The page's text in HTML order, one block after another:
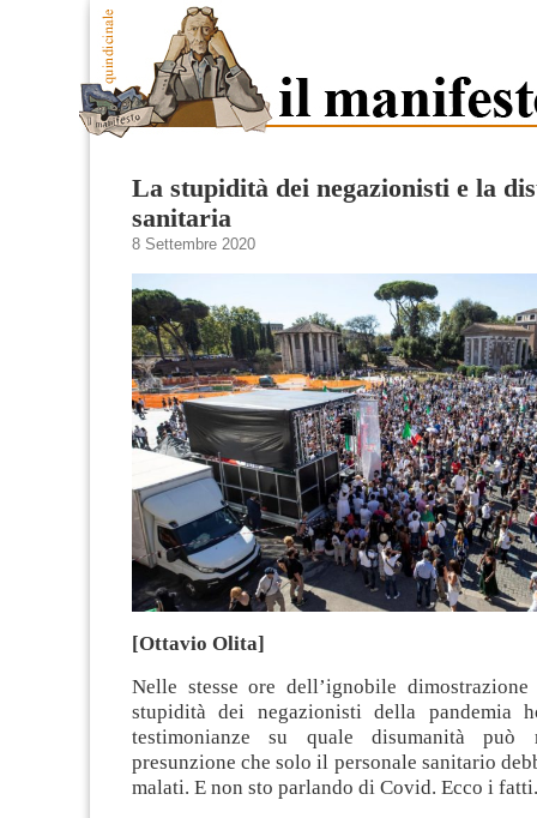
La stupidità dei negazionisti e la
sanitaria
8 Settembre 2020
[Ottavio Olita]
Nelle stesse ore dell’ignobile
stupidità dei negazionisti della pandemia
testimonianze su quale disumanità può
presunzione che solo il personale sanitario
malati. E non sto parlando di Covid. Ecco i fatti.